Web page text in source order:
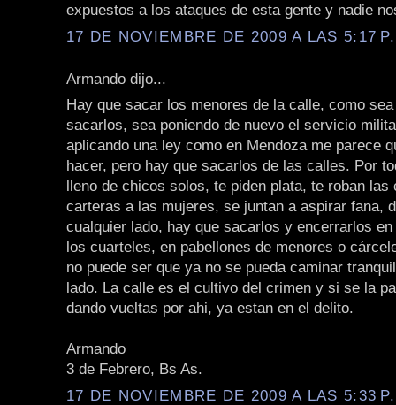
expuestos a los ataques de esta gente y nadie
17 DE NOVIEMBRE DE 2009 A LAS 5:17
Armando dijo...
Hay que sacar los menores de la calle, como
sacarlos, sea poniendo de nuevo el servicio
aplicando una ley como en Mendoza me parece
hacer, pero hay que sacarlos de las calles. Por
lleno de chicos solos, te piden plata, te roban las
carteras a las mujeres, se juntan a aspirar fana,
cualquier lado, hay que sacarlos y encerrarlos
los cuarteles, en pabellones de menores o
no puede ser que ya no se pueda caminar
lado. La calle es el cultivo del crimen y si se la
dando vueltas por ahi, ya estan en el delito.
Armando
3 de Febrero, Bs As.
17 DE NOVIEMBRE DE 2009 A LAS 5:33